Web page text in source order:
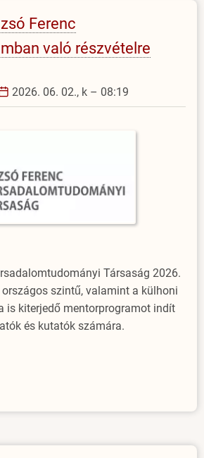
Ferenc
való részvételre
2026. 06. 02., k – 08:19
Társaság 2026.
országos szintű, valamint a külhoni
is kiterjedő mentorprogramot indít
és kutatók számára.